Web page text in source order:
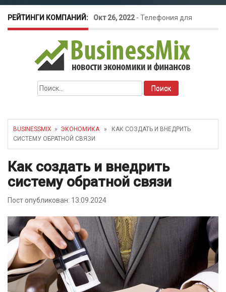
РЕЙТИНГИ КОМПАНИЙ: Окт 26, 2022- Телефония для
amoCRM: лучшие инструменты для
бизнеса
-Курсовые колебания:
как защитить свой бизнес?
Найти:
BUSINESSMIX » ЭКОНОМИКА» КАК СОЗДАТЬ И ВНЕДРИТЬ
СИСТЕМУ ОБРАТНОЙ СВЯЗИ
Как создать и внедрить
систему обратной связи
Пост опубликован: 13.09.2024